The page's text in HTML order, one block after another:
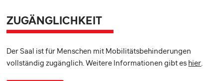
ZUGÄNGLICHKEIT
Der Saal ist für Menschen mit Mobilitätsbehinderungen
vollständig zugänglich. Weitere Informationen gibt es hier